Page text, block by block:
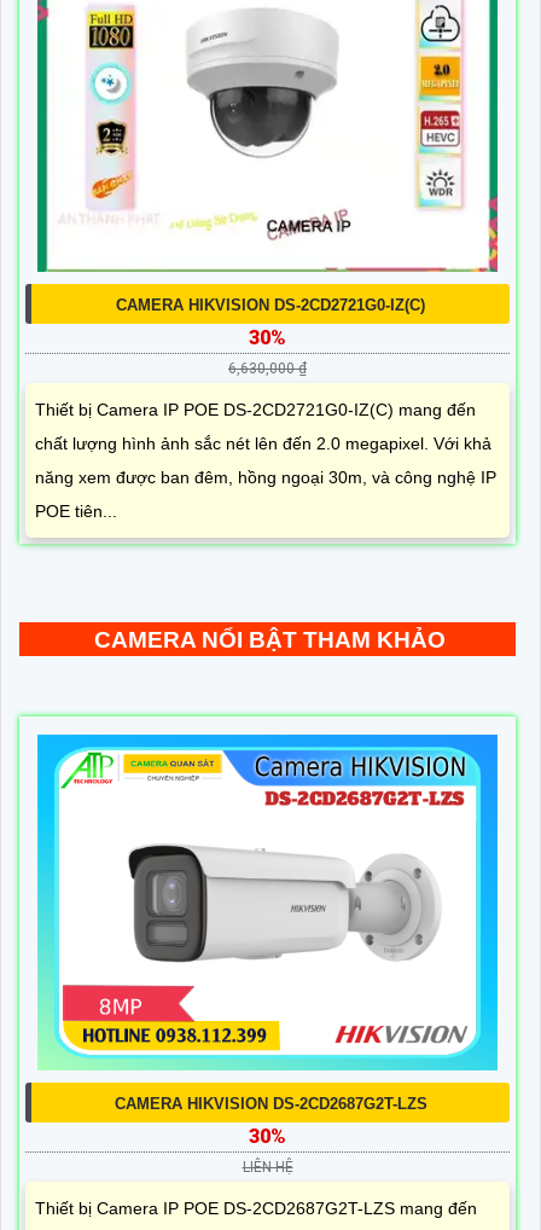
CAMERA HIKVISION DS-2CD2721G0-IZ(C)
30%
6,630,000 ₫
Thiết bị Camera IP POE DS-2CD2721G0-IZ(C) mang đến
chất lượng hình ảnh sắc nét lên đến 2.0 megapixel. Với khả
năng xem được ban đêm, hồng ngoại 30m, và công nghệ IP
POE tiên...
CAMERA NỔI BẬT THAM KHẢO
CAMERA HIKVISION DS-2CD2687G2T-LZS
30%
LIÊN HỆ
Thiết bị Camera IP POE DS-2CD2687G2T-LZS mang đến